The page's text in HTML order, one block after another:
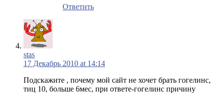
Ответить
stas
17 Декабрь 2010 at 14:14
Подскажите , почему мой сайт не хочет брать гогелинс,
тиц 10, больше 6мес, при ответе-гогелинс причину